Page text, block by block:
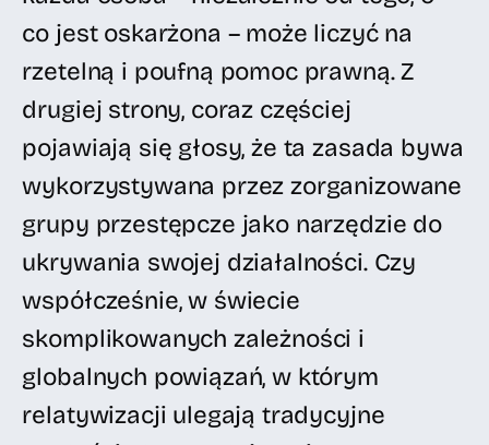
co jest oskarżona – może liczyć na
rzetelną i poufną pomoc prawną. Z
drugiej strony, coraz częściej
pojawiają się głosy, że ta zasada bywa
wykorzystywana przez zorganizowane
grupy przestępcze jako narzędzie do
ukrywania swojej działalności. Czy
współcześnie, w świecie
skomplikowanych zależności i
globalnych powiązań, w którym
relatywizacji ulegają tradycyjne